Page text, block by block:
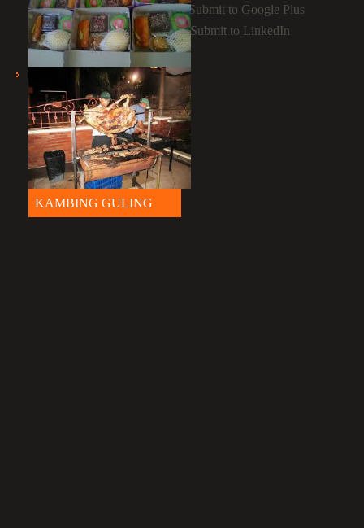
NASI BOX
SNACK
KAMBING GULING